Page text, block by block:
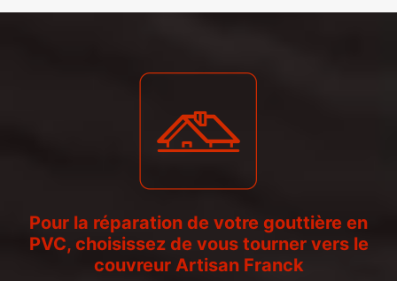
Pour la réparation de votre gouttière en
PVC, choisissez de vous tourner vers le
couvreur Artisan Franck